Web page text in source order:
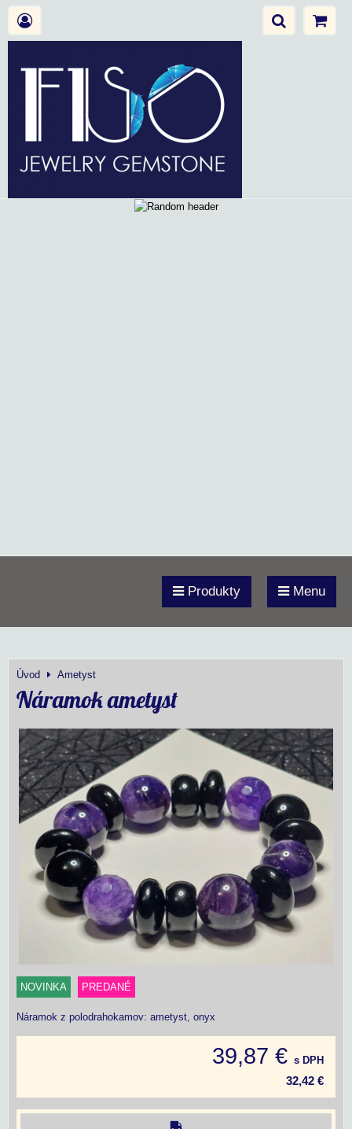
Produkty Menu
Úvod Ametyst
Náramok ametyst
NOVINKA PREDANÉ
Náramok z polodrahokamov: ametyst, onyx
39,87 € s DPH
32,42 €